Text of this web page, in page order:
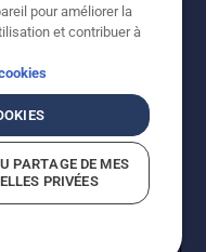
réservés. Les prix
Photos non
sont des prix de
direct.
confidentialité
violations présumées
pour améliorer la
et contribuer à
PARTAGE DE MES
PRIVÉES